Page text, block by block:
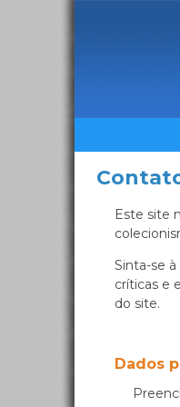
Este site
Sinta-se
críticas e
do site.
Dados